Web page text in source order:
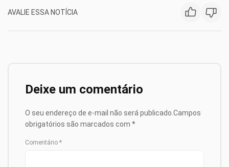
AVALIE ESSA NOTÍCIA
Deixe um comentário
O seu endereço de e-mail não será publicado. Campos
obrigatórios são marcados com *
Comentário *